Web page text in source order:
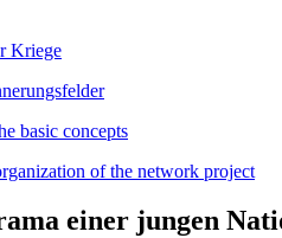
Kriege
basic concepts
of the network project
einer jungen